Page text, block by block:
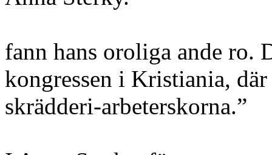
fann hans oroliga ande ro.
kongressen i Kristiania, där
skrädderi-arbeterskorna.”